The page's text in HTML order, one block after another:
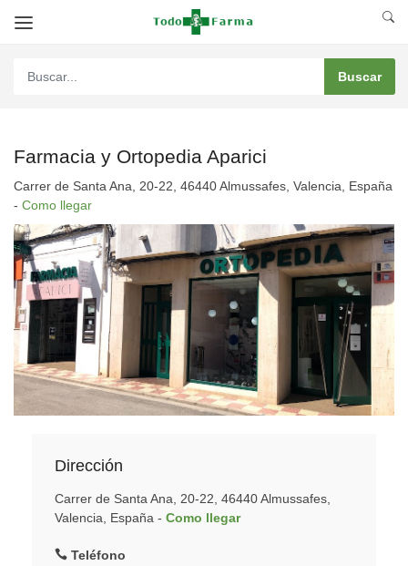
Farmacia y Ortopedia Aparici
Carrer de Santa Ana, 20-22, 46440 Almussafes, Valencia, España
- Como llegar
Dirección
Carrer de Santa Ana, 20-22, 46440 Almussafes,
Valencia, España - Como llegar
Teléfono